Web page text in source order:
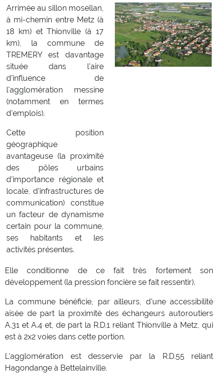
Arrimée au sillon mosellan,
à mi-chemin entre Metz (à
18 km) et Thionville (à 17
km), la commune de
TREMERY est davantage
située dans l'aire
d'influence de
l'agglomération messine
(notamment en termes
d'emplois).
Cette position
géographique
avantageuse (la proximité
des pôles urbains
d'importance régionale et
locale, d'infrastructures de
communication) constitue
un facteur de dynamisme
certain pour la commune,
ses habitants et les
activités présentes.
Elle conditionne de ce fait très fortement son
développement (la pression foncière se fait ressentir).
La commune bénéficie, par ailleurs, d'une accessibilité
aisée de part la proximité des échangeurs autoroutiers
A.31 et A.4 et, de part la R.D.1 reliant Thionville à Metz, qui
est à 2x2 voies dans cette portion.
L'agglomération est desservie par la R.D.55 reliant
Hagondange à Bettelainville.